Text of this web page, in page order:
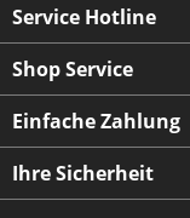
Service Hotline
Shop Service
Einfache Zahlung
Ihre Sicherheit